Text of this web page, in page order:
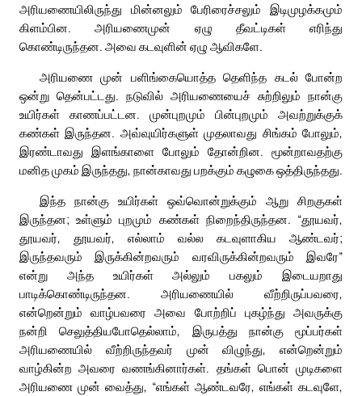
அரியணையிலிருந்து மின்னலும் பேரிரைச்சலும் இடிமுழக்கமும்
கிளம்பின. அரியணைமுன் ஏழு தீவட்டிகள் எரிந்து
கொண்டிருந்தன. அவை கடவுளின் ஏழு ஆவிகளே.
அரியணை முன் பளிங்கையொத்த தெளிந்த கடல் போன்ற
ஒன்று தென்பட்டது. நடுவில் அரியணையைச் சுற்றிலும் நான்கு
உயிர்கள் காணப்பட்டன. முன்புறமும் பின்புறமும் அவற்றுக்குக்
கண்கள் இருந்தன. அவ்வுயிர்களுள் முதலாவது சிங்கம் போலும்,
இரண்டாவது இளங்காளை போலும் தோன்றின. மூன்றாவதற்கு
மனித முகம் இருந்தது, நான்காவது பறக்கும் கழுகை ஒத்திருந்தது.
இந்த நான்கு உயிர்கள் ஒவ்வொன்றுக்கும் ஆறு சிறகுகள்
இருந்தன; உள்ளும் புறமும் கண்கள் நிறைந்திருந்தன. “தூயவர்,
தூயவர், தூயவர், எல்லாம் வல்ல கடவுளாகிய ஆண்டவர்;
இருந்தவரும் இருக்கின்றவரும் வரவிருக்கின்றவரும் இவரே”
என்று அந்த உயிர்கள் அல்லும் பகலும் இடையறாது
பாடிக்கொண்டிருந்தன. அரியணையில் வீற்றிருப்பவரை,
என்றென்றும் வாழ்பவரை அவை போற்றிப் புகழ்ந்து அவருக்கு
நன்றி செலுத்தியபோதெல்லாம், இருபத்து நான்கு மூப்பர்கள்
அரியணையில் வீற்றிருந்தவர் முன் விழுந்து, என்றென்றும்
வாழ்கின்ற அவரை வணங்கினார்கள். தங்கள் பொன் முடிகளை
அரியணை முன் வைத்து, “எங்கள் ஆண்டவரே, எங்கள் கடவுளே,